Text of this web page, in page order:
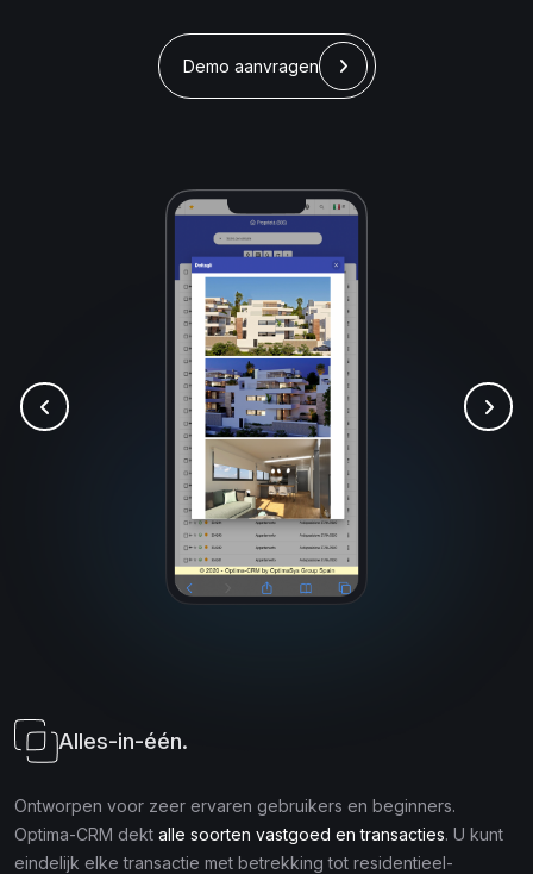
Demo aanvragen
Alles-in-één.
Ontworpen voor zeer ervaren gebruikers en beginners.
Optima-CRM dekt alle soorten vastgoed en transacties. U kunt
eindelijk elke transactie met betrekking tot residentieel-